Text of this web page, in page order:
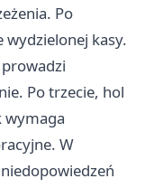
Po
wydzielonej kasy.
Po trzecie, hol
wymaga
W